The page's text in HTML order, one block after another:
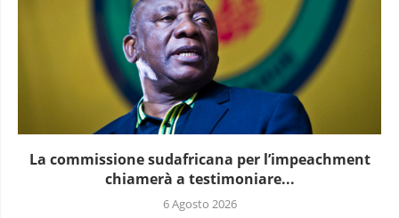
La commissione sudafricana per l’impeachment
chiamerà a testimoniare...
6 Agosto 2026